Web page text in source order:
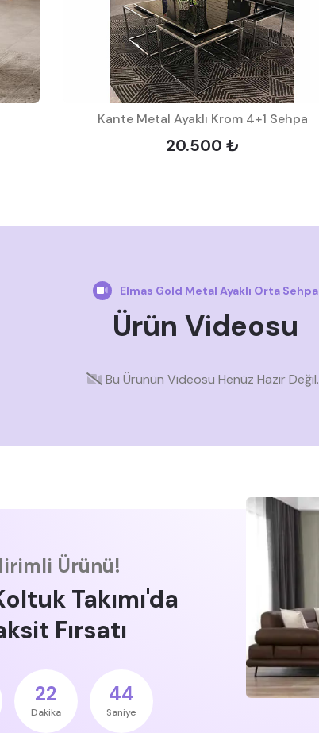
Kante Metal Ayaklı Krom 4+1 Sehpa
20.500 ₺
Elmas Gold Metal Ayaklı Orta Sehpa
Ürün Videosu
Bu Ürünün Videosu Henüz Hazır Değil.
Ürünü!
Takımı'da
Fırsatı
22
Dakika
43
Saniye